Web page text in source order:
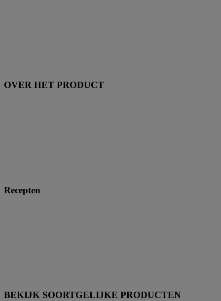
OVER HET PRODUCT
Recepten
BEKIJK SOORTGELIJKE PRODUCTEN